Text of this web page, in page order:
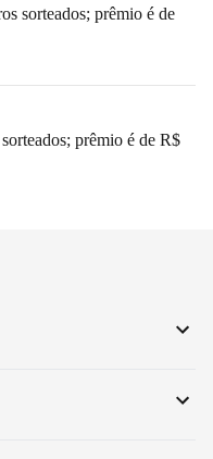
sorteados; prêmio é de
prêmio é de R$